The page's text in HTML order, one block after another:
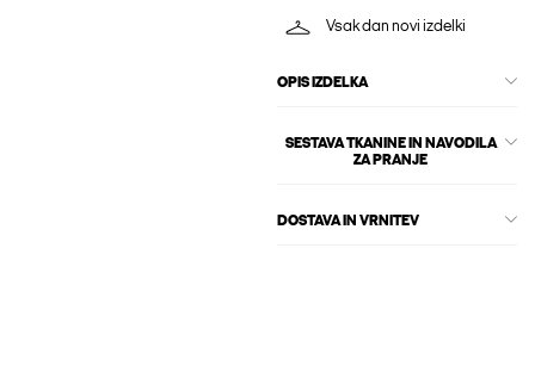
Vsak dan novi izdelki
OPIS IZDELKA
SESTAVA TKANINE IN NAVODILA
ZA PRANJE
DOSTAVA IN VRNITEV